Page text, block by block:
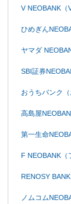
V NEOBANK（
ひめぎん
ヤマダ
SBI証券
おうちバンク（
高島屋
第一生命
F NEOBANK（
RENOSY
ノムコム